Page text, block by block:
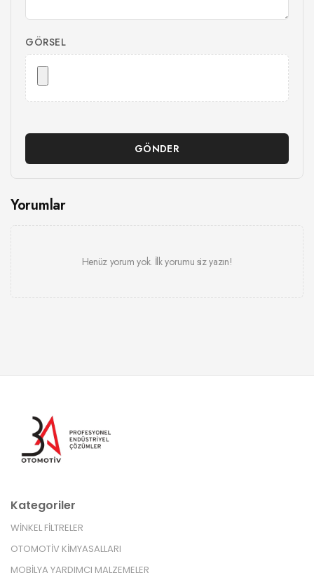
GÖRSEL
GÖNDER
Yorumlar
Henüz yorum yok. İlk yorumu siz yazın!
Kategoriler
WİNKEL FİLTRELER
OTOMOTİV KİMYASALLARI
MOBİLYA YARDIMCI MALZEMELER